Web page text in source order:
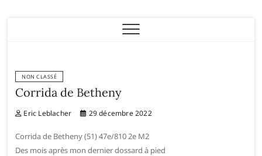
Eric Leblacher
NON CLASSÉ
Corrida de Betheny
Eric Leblacher 29 décembre 2022
Corrida de Betheny (51) 47e/810 2e M2
Des mois après mon dernier dossard à pied